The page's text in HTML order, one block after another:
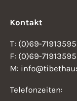
Kontakt
T: (0)69-71913595
F: (0)69-71913595
M:
Telefonzeiten: